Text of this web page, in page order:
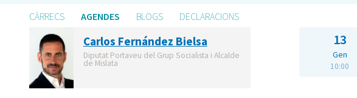
CÀRRECS AGENDES BLOGS DECLARACIONS
Carlos Fernández Bielsa
Diputat Portaveu del Grup Socialista i Alcalde
de Mislata
13
Gen
10:00